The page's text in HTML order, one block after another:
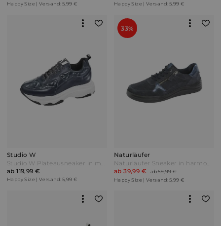
Happy Size | Versand: 5,99 € Happy Size | Versand: 5,99 €
Studio W
Studio W Plateausneaker in modischer Stepp-Optik Marineblau
ab 119,99 €
Happy Size | Versand: 5,99 €
33%
Naturläufer
Naturläufer Sneaker in harmonischer Farbkombination Marineblau
ab 39,99 €
ab 59,99 €
Happy Size | Versand: 5,99 €